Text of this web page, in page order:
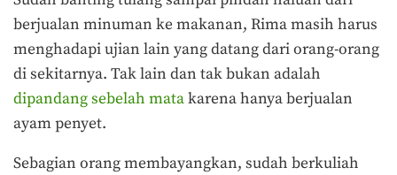
berjualan minuman ke makanan, Rima masih harus
menghadapi ujian lain yang datang dari orang-orang
di sekitarnya. Tak lain dan tak bukan adalah
dipandang sebelah matakarena hanya berjualan
ayam penyet.
Sebagian orang membayangkan, sudah berkuliah